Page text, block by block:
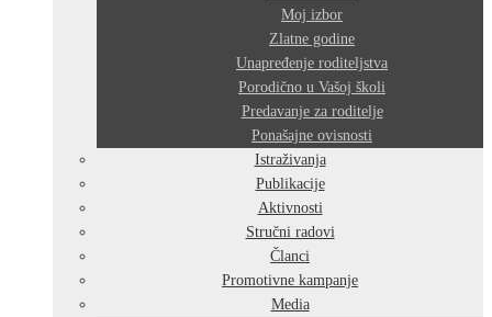
Moj izbor
Zlatne godine
Unapređenje roditeljstva
Porodično u Vašoj školi
Predavanje za roditelje
Ponašajne ovisnosti
Istraživanja
Publikacije
Aktivnosti
Stručni radovi
Članci
Promotivne kampanje
Media